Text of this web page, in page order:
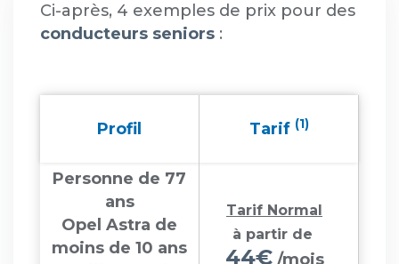
Ci-après, 4 exemples de prix pour des
conducteurs seniors :
Profil Tarif (1)
Personne de 77
ans
Opel Astra de
moins de 10 ans
Tarif Normal
à partir de
44€/mois